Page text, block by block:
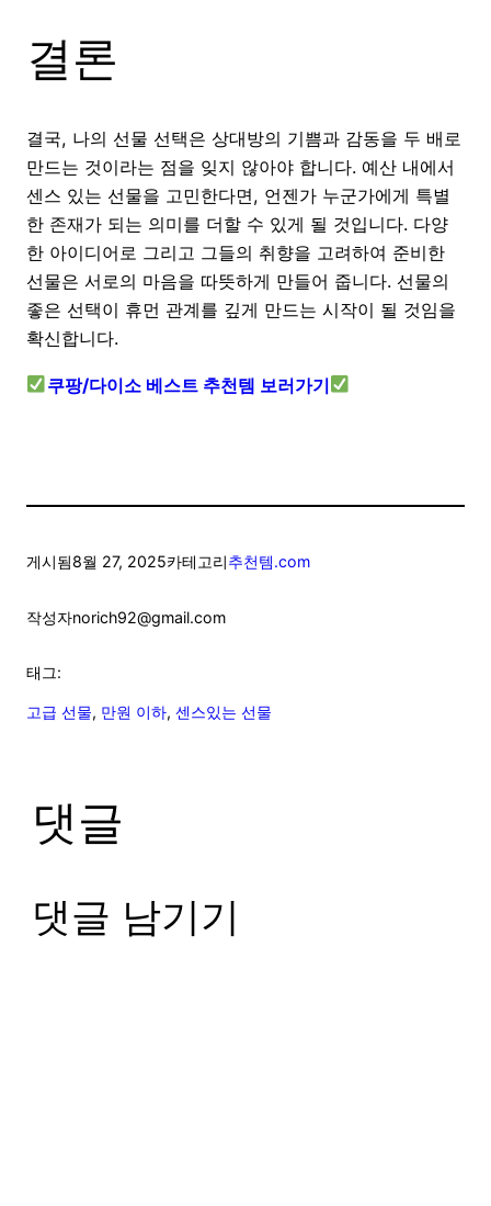
결론
결국, 나의 선물 선택은 상대방의 기쁨과 감동을 두 배로
만드는 것이라는 점을 잊지 않아야 합니다. 예산 내에서
센스 있는 선물을 고민한다면, 언젠가 누군가에게 특별
한 존재가 되는 의미를 더할 수 있게 될 것입니다. 다양
한 아이디어로 그리고 그들의 취향을 고려하여 준비한
선물은 서로의 마음을 따뜻하게 만들어 줍니다. 선물의
좋은 선택이 휴먼 관계를 깊게 만드는 시작이 될 것임을
확신합니다.
쿠팡/다이소 베스트 추천템 보러가기
게시됨8월 27, 2025카테고리추천템.com
작성자norich92@gmail.com
태그:
고급 선물, 만원 이하, 센스있는 선물
댓글
댓글 남기기